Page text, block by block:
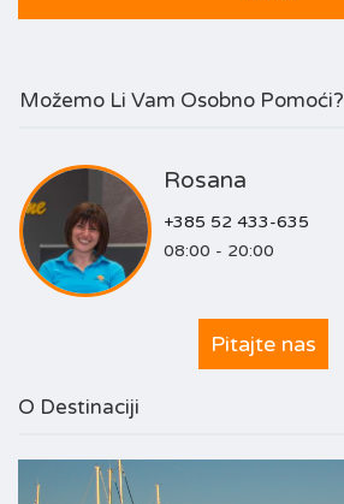
Možemo Li Vam Osobno Pomoći?
Rosana
+385 52 433-635
08:00 - 20:00
Pitajte nas
O Destinaciji